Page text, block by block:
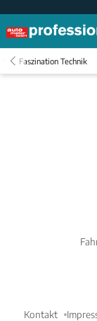
Faszination Technik
Kontakt